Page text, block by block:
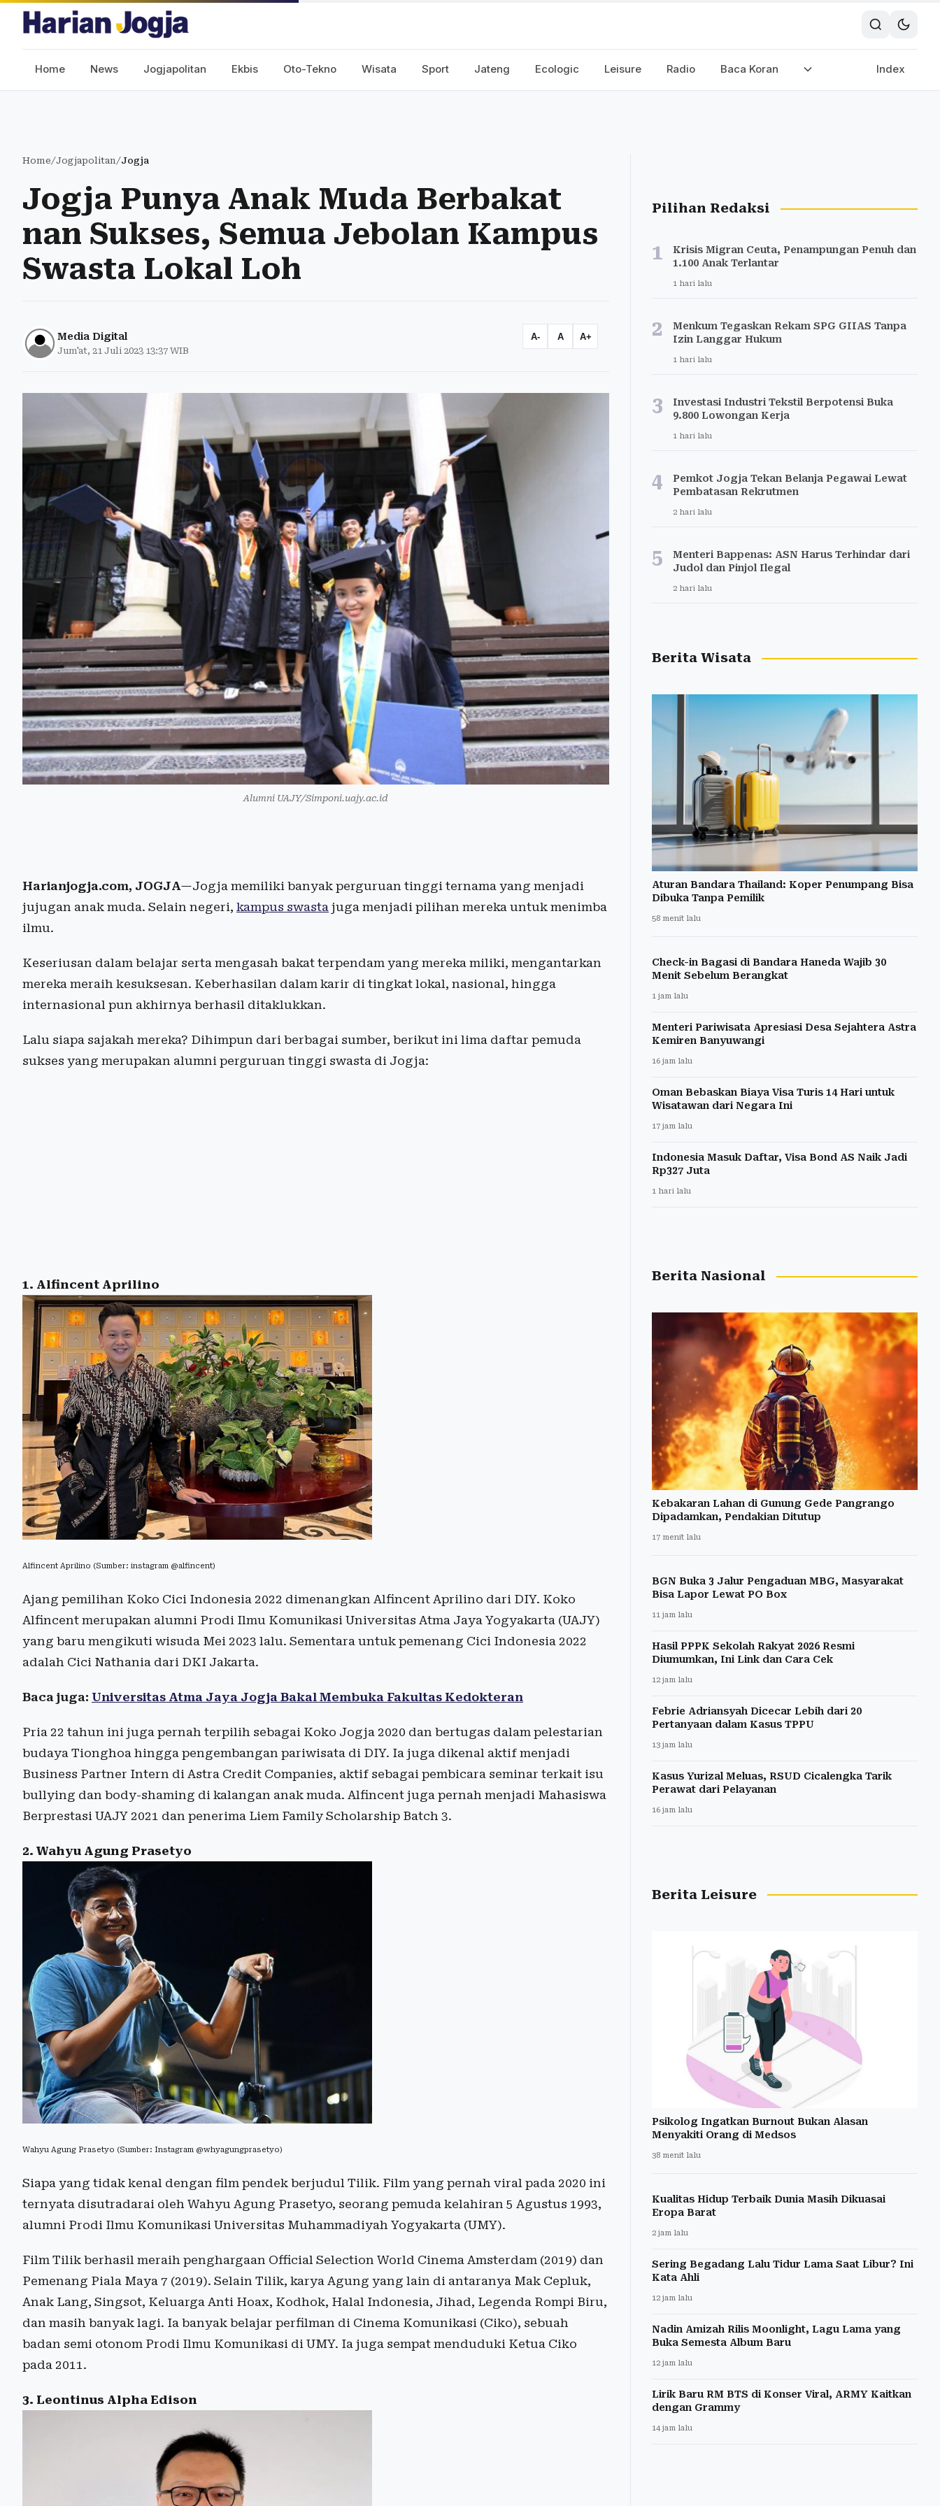
Home News Jogjapolitan Ekbis Oto-Tekno Wisata Sport Jateng Ecologic Leisure Radio Baca Koran Index
Home/Jogjapolitan/Jogja
Jogja Punya Anak Muda Berbakat
nan Sukses, Semua Jebolan Kampus
Swasta Lokal Loh
Media Digital
Jum'at, 21 Juli 2023 13:37 WIB
A- A A+
Alumni UAJY/Simponi.uajy.ac.id
Harianjogja.com, JOGJA—Jogja memiliki banyak perguruan tinggi ternama yang menjadi
jujugan anak muda. Selain negeri, kampus swasta juga menjadi pilihan mereka untuk menimba
ilmu.
Keseriusan dalam belajar serta mengasah bakat terpendam yang mereka miliki, mengantarkan
mereka meraih kesuksesan. Keberhasilan dalam karir di tingkat lokal, nasional, hingga
internasional pun akhirnya berhasil ditaklukkan.
Lalu siapa sajakah mereka? Dihimpun dari berbagai sumber, berikut ini lima daftar pemuda
sukses yang merupakan alumni perguruan tinggi swasta di Jogja:
1. Alfincent Aprilino
Alfincent Aprilino (Sumber: instagram @alfincent)
Ajang pemilihan Koko Cici Indonesia 2022 dimenangkan Alfincent Aprilino dari DIY. Koko
Alfincent merupakan alumni Prodi Ilmu Komunikasi Universitas Atma Jaya Yogyakarta (UAJY)
yang baru mengikuti wisuda Mei 2023 lalu. Sementara untuk pemenang Cici Indonesia 2022
adalah Cici Nathania dari DKI Jakarta.
Baca juga: Universitas Atma Jaya Jogja Bakal Membuka Fakultas Kedokteran
Pria 22 tahun ini juga pernah terpilih sebagai Koko Jogja 2020 dan bertugas dalam pelestarian
budaya Tionghoa hingga pengembangan pariwisata di DIY. Ia juga dikenal aktif menjadi
Business Partner Intern di Astra Credit Companies, aktif sebagai pembicara seminar terkait isu
bullying dan body-shaming di kalangan anak muda. Alfincent juga pernah menjadi Mahasiswa
Berprestasi UAJY 2021 dan penerima Liem Family Scholarship Batch 3.
2. Wahyu Agung Prasetyo
Wahyu Agung Prasetyo (Sumber: Instagram @whyagungprasetyo)
Siapa yang tidak kenal dengan film pendek berjudul Tilik. Film yang pernah viral pada 2020 ini
ternyata disutradarai oleh Wahyu Agung Prasetyo, seorang pemuda kelahiran 5 Agustus 1993,
alumni Prodi Ilmu Komunikasi Universitas Muhammadiyah Yogyakarta (UMY).
Film Tilik berhasil meraih penghargaan Official Selection World Cinema Amsterdam (2019) dan
Pemenang Piala Maya 7 (2019). Selain Tilik, karya Agung yang lain di antaranya Mak Cepluk,
Anak Lang, Singsot, Keluarga Anti Hoax, Kodhok, Halal Indonesia, Jihad, Legenda Rompi Biru,
dan masih banyak lagi. Ia banyak belajar perfilman di Cinema Komunikasi (Ciko), sebuah
badan semi otonom Prodi Ilmu Komunikasi di UMY. Ia juga sempat menduduki Ketua Ciko
pada 2011.
3. Leontinus Alpha Edison
Pilihan Redaksi
1
Krisis Migran Ceuta, Penampungan Penuh dan
1.100 Anak Terlantar
1 hari lalu
2
Menkum Tegaskan Rekam SPG GIIAS Tanpa
Izin Langgar Hukum
1 hari lalu
3
Investasi Industri Tekstil Berpotensi Buka
9.800 Lowongan Kerja
1 hari lalu
4
Pemkot Jogja Tekan Belanja Pegawai Lewat
Pembatasan Rekrutmen
2 hari lalu
5
Menteri Bappenas: ASN Harus Terhindar dari
Judol dan Pinjol Ilegal
2 hari lalu
Berita Wisata
Aturan Bandara Thailand: Koper Penumpang Bisa
Dibuka Tanpa Pemilik
58 menit lalu
Check-in Bagasi di Bandara Haneda Wajib 30
Menit Sebelum Berangkat
1 jam lalu
Menteri Pariwisata Apresiasi Desa Sejahtera Astra
Kemiren Banyuwangi
16 jam lalu
Oman Bebaskan Biaya Visa Turis 14 Hari untuk
Wisatawan dari Negara Ini
17 jam lalu
Indonesia Masuk Daftar, Visa Bond AS Naik Jadi
Rp327 Juta
1 hari lalu
Berita Nasional
Kebakaran Lahan di Gunung Gede Pangrango
Dipadamkan, Pendakian Ditutup
17 menit lalu
BGN Buka 3 Jalur Pengaduan MBG, Masyarakat
Bisa Lapor Lewat PO Box
11 jam lalu
Hasil PPPK Sekolah Rakyat 2026 Resmi
Diumumkan, Ini Link dan Cara Cek
12 jam lalu
Febrie Adriansyah Dicecar Lebih dari 20
Pertanyaan dalam Kasus TPPU
13 jam lalu
Kasus Yurizal Meluas, RSUD Cicalengka Tarik
Perawat dari Pelayanan
16 jam lalu
Berita Leisure
Psikolog Ingatkan Burnout Bukan Alasan
Menyakiti Orang di Medsos
38 menit lalu
Kualitas Hidup Terbaik Dunia Masih Dikuasai
Eropa Barat
2 jam lalu
Sering Begadang Lalu Tidur Lama Saat Libur? Ini
Kata Ahli
12 jam lalu
Nadin Amizah Rilis Moonlight, Lagu Lama yang
Buka Semesta Album Baru
12 jam lalu
Lirik Baru RM BTS di Konser Viral, ARMY Kaitkan
dengan Grammy
14 jam lalu